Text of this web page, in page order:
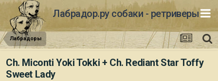
Лабрадор.ру собаки - ретриверы
Лабрадоры
Ch. Miconti Yoki Tokki + Ch. Rediant Star Toffy
Sweet Lady